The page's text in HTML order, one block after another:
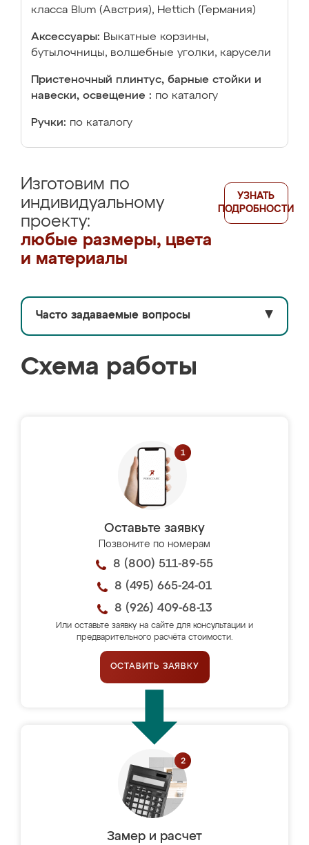
класса Blum (Австрия), Hettich (Германия)
Аксессуары: Выкатные корзины,
бутылочницы, волшебные уголки, карусели
Пристеночный плинтус, барные стойки и
навески, освещение : по каталогу
Ручки: по каталогу
Изготовим по
индивидуальному
проекту:
любые размеры, цвета
и материалы
УЗНАТЬ
ПОДРОБНОСТИ
Часто задаваемые вопросы ▼
Схема работы
Оставьте заявку
Позвоните по номерам
8 (800) 511-89-55
8 (495) 665-24-01
8 (926) 409-68-13
Или оставьте заявку на сайте для консультации и
предварительного расчёта стоимости.
ОСТАВИТЬ ЗАЯВКУ
Замер и расчет